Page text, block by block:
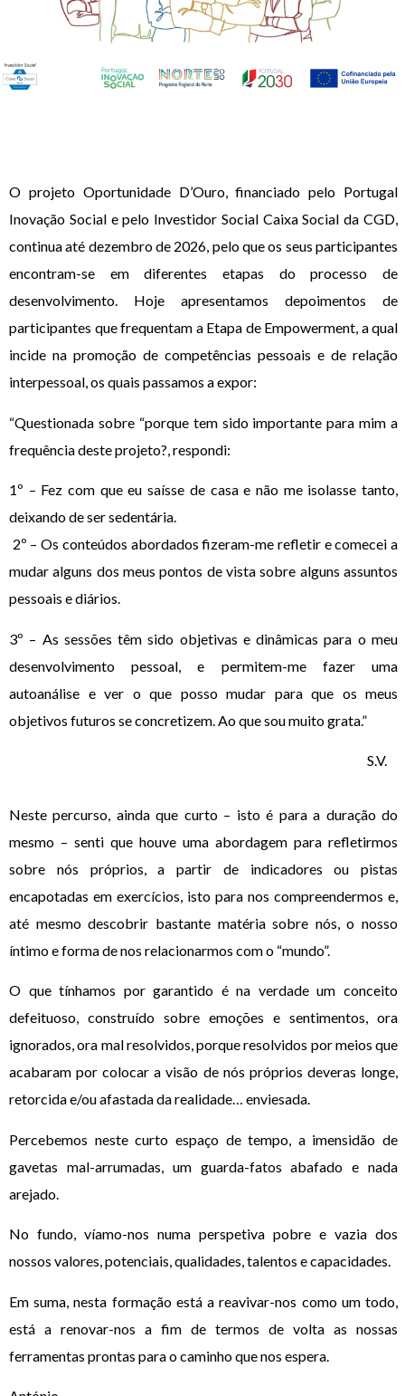
O projeto Oportunidade D’Ouro, financiado pelo Portugal
Inovação Social e pelo Investidor Social Caixa Social da CGD,
continua até dezembro de 2026, pelo que os seus participantes
encontram-se em diferentes etapas do processo de
desenvolvimento. Hoje apresentamos depoimentos de
participantes que frequentam a Etapa de Empowerment, a qual
incide na promoção de competências pessoais e de relação
interpessoal, os quais passamos a expor:
“Questionada sobre “porque tem sido importante para mim a
frequência deste projeto?, respondi:
1º – Fez com que eu saísse de casa e não me isolasse tanto,
deixando de ser sedentária.
2º – Os conteúdos abordados fizeram-me refletir e comecei a
mudar alguns dos meus pontos de vista sobre alguns assuntos
pessoais e diários.
3º – As sessões têm sido objetivas e dinâmicas para o meu
desenvolvimento pessoal, e permitem-me fazer uma
autoanálise e ver o que posso mudar para que os meus
objetivos futuros se concretizem. Ao que sou muito grata.”
S.V.
Neste percurso, ainda que curto – isto é para a duração do
mesmo – senti que houve uma abordagem para refletirmos
sobre nós próprios, a partir de indicadores ou pistas
encapotadas em exercícios, isto para nos compreendermos e,
até mesmo descobrir bastante matéria sobre nós, o nosso
íntimo e forma de nos relacionarmos com o “mundo”.
O que tínhamos por garantido é na verdade um conceito
defeituoso, construído sobre emoções e sentimentos, ora
ignorados, ora mal resolvidos, porque resolvidos por meios que
acabaram por colocar a visão de nós próprios deveras longe,
retorcida e/ou afastada da realidade… enviesada.
Percebemos neste curto espaço de tempo, a imensidão de
gavetas mal-arrumadas, um guarda-fatos abafado e nada
arejado.
No fundo, víamo-nos numa perspetiva pobre e vazia dos
nossos valores, potenciais, qualidades, talentos e capacidades.
Em suma, nesta formação está a reavivar-nos como um todo,
está a renovar-nos a fim de termos de volta as nossas
ferramentas prontas para o caminho que nos espera.